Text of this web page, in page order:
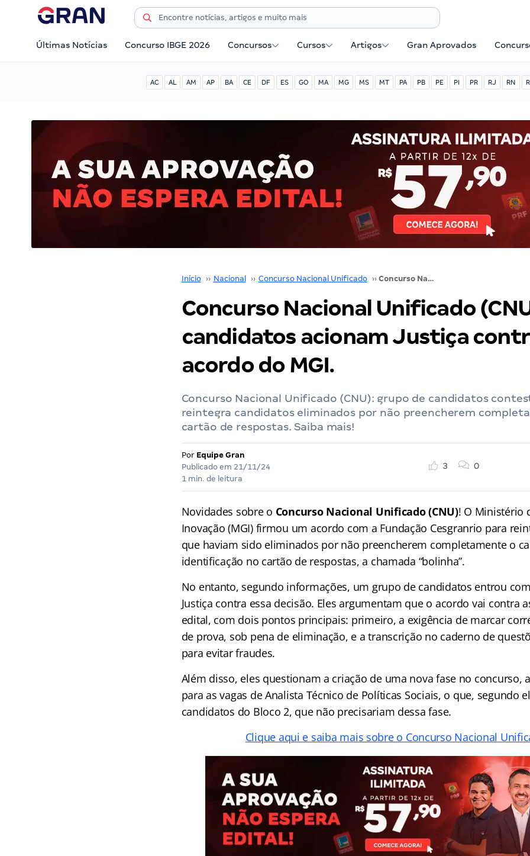
Últimas Notícias Concurso IBGE 2026 Concursos Cursos Artigos Gran Aprovados
AC AL AM AP BA CE DF ES GO MA MG MS MT PA PB PE PI PR RJ RN
Início ›› Nacional ›› Concurso Nacional Unificado ›› Concurso Nacional Unificado (CNU): candidatos acionam Justiça contra acordo do MGI.
Concurso Nacional Unificado
candidatos acionam Justiça
acordo do MGI.
Concurso Nacional Unificado (CNU): grupo de candidatos
reintegra candidatos eliminados por não preencherem
cartão de respostas. Saiba mais!
Por Equipe Gran
Publicado em 21/11/24
1 min. de leitura
3 0
Novidades sobre o Concurso Nacional Unificado (CNU)! O Ministério
Inovação (MGI) firmou um acordo com a Fundação Cesgranrio para
que haviam sido eliminados por não preencherem completamente o
identificação no cartão de respostas, a chamada “bolinha”.
No entanto, segundo informações, um grupo de candidatos entrou
Justiça contra essa decisão. Eles argumentam que o acordo vai contra
edital, com dois pontos principais: primeiro, a exigência de marcar
de prova, sob pena de eliminação, e a transcrição no caderno de
para evitar fraudes.
Além disso, eles questionam a criação de uma nova fase no concurso,
para as vagas de Analista Técnico de Políticas Sociais, o que, segundo
candidatos do Bloco 2, que não precisariam dessa fase.
Clique aqui e saiba mais sobre o Concurso Nacional